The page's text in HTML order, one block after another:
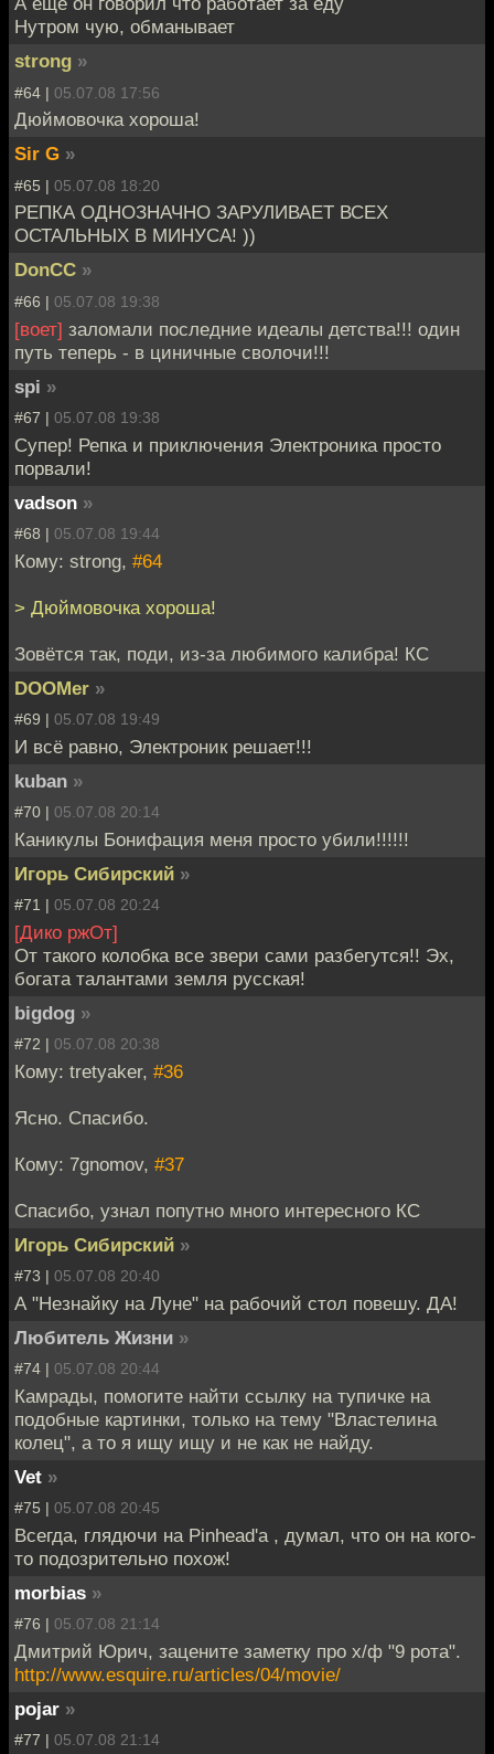
Нутром чую, обманывает
strong »
#64 | 05.07.08 17:56
Дюймовочка хороша!
Sir G »
#65 | 05.07.08 18:20
РЕПКА ОДНОЗНАЧНО ЗАРУЛИВАЕТ ВСЕХ
ОСТАЛЬНЫХ В МИНУСА! ))
DonCC »
#66 | 05.07.08 19:38
[воет] заломали последние идеалы детства!!! один
путь теперь - в циничные сволочи!!!
spi »
#67 | 05.07.08 19:38
Супер! Репка и приключения Электроника просто
порвали!
vadson »
#68 | 05.07.08 19:44
Кому: strong, #64
> Дюймовочка хороша!
Зовётся так, поди, из-за любимого калибра! КС
DOOMer »
#69 | 05.07.08 19:49
И всё равно, Электроник решает!!!
kuban »
#70 | 05.07.08 20:14
Каникулы Бонифация меня просто убили!!!!!!
Игорь Сибирский »
#71 | 05.07.08 20:24
[Дико ржОт]
От такого колобка все звери сами разбегутся!! Эх,
богата талантами земля русская!
bigdog »
#72 | 05.07.08 20:38
Кому: tretyaker, #36
Ясно. Спасибо.
Кому: 7gnomov, #37
Спасибо, узнал попутно много интересного КС
Игорь Сибирский »
#73 | 05.07.08 20:40
А "Незнайку на Луне" на рабочий стол повешу. ДА!
Любитель Жизни »
#74 | 05.07.08 20:44
Камрады, помогите найти ссылку на тупичке на
подобные картинки, только на тему "Властелина
колец", а то я ищу ищу и не как не найду.
Vet »
#75 | 05.07.08 20:45
Всегда, глядючи на Pinhead'a , думал, что он на кого-
то подозрительно похож!
morbias »
#76 | 05.07.08 21:14
Дмитрий Юрич, зацените заметку про х/ф "9 рота".
http://www.esquire.ru/articles/04/movie/
pojar »
#77 | 05.07.08 21:14